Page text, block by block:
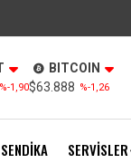
%-1,90
BITCOIN
$63.888 %-1,26
SENDİKA SERVİSLER